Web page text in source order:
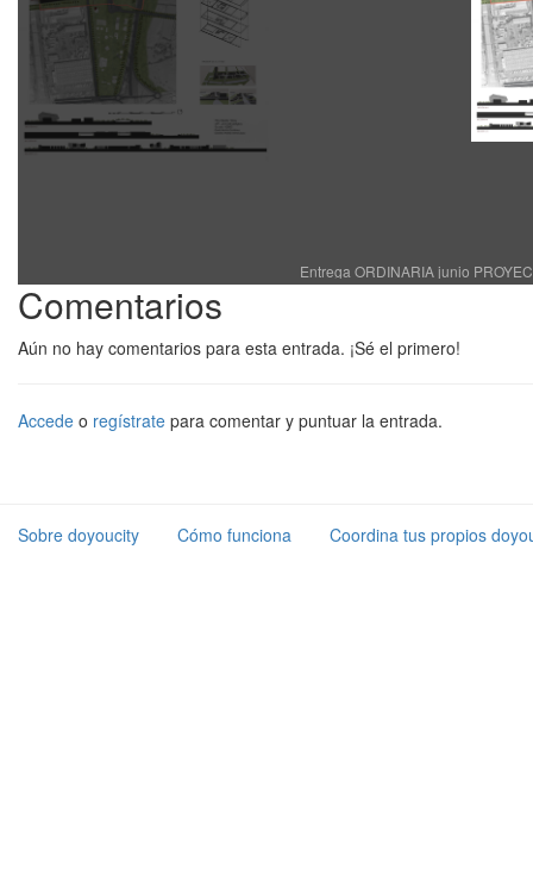
Entrega ORDINARIA junio
Comentarios
Aún no hay comentarios para esta entrada. ¡Sé el primero!
Accede o regístrate para comentar y puntuar la entrada.
Sobre doyoucity Cómo funciona Coordina tus propios